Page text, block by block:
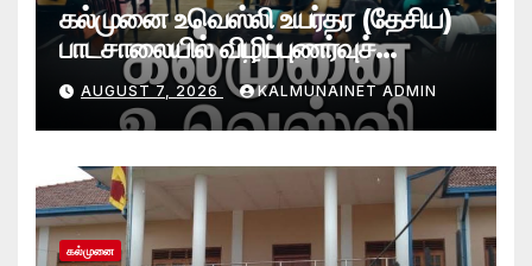
கல்முனை உவெஸ்லி உயர்தர (தேசிய)
பாடசாலையில் விழிப்புணர்வுச்
செயலமர்வு
AUGUST 7, 2026 KALMUNAINET ADMIN
கல்முனை